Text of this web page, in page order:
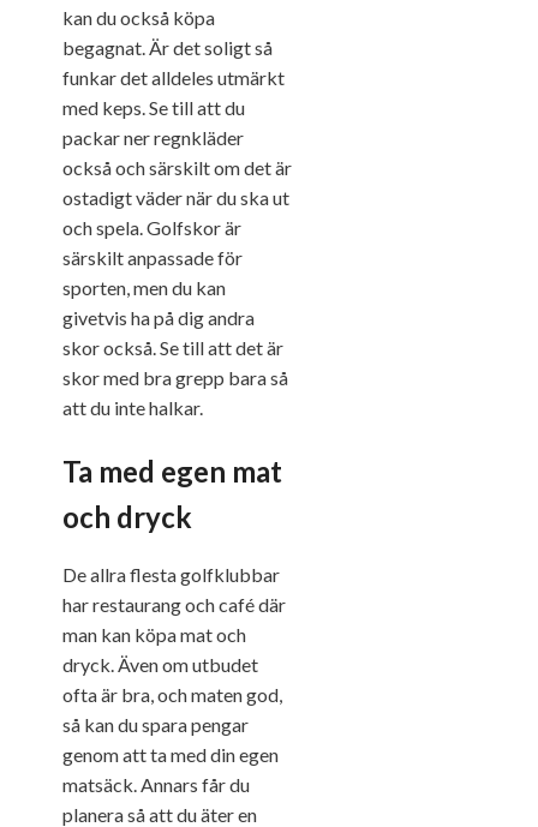
kan du också köpa
begagnat. Är det soligt så
funkar det alldeles utmärkt
med keps. Se till att du
packar ner regnkläder
också och särskilt om det är
ostadigt väder när du ska ut
och spela. Golfskor är
särskilt anpassade för
sporten, men du kan
givetvis ha på dig andra
skor också. Se till att det är
skor med bra grepp bara så
att du inte halkar.
Ta med egen mat
och dryck
De allra flesta golfklubbar
har restaurang och café där
man kan köpa mat och
dryck. Även om utbudet
ofta är bra, och maten god,
så kan du spara pengar
genom att ta med din egen
matsäck. Annars får du
planera så att du äter en